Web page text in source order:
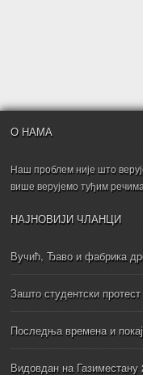
О НАМА
Наш проблем није што
више верујемо туђим
НАЈНОВИЈИ ЧЛАНЦИ
Вучић, Ђаво и фабрика
Зашто студентски протест
Последња времена и
Видовдан на Газиместану